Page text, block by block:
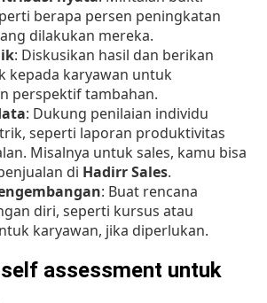
berapa persen peningkatan
dilakukan mereka.
: Diskusikan hasil dan berikan
kepada karyawan untuk
perspektif tambahan.
: Dukung penilaian individu
seperti laporan produktivitas
Misalnya untuk sales, kamu bisa
di Hadirr Sales.
: Buat rencana
diri, seperti kursus atau
karyawan, jika diperlukan.
assessment untuk